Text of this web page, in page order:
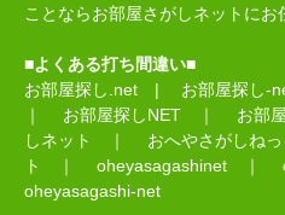
ことならお部屋さがしネットにお
■よくある打ち間違い■
お部屋探し.net | お部屋探し-
｜ お部屋探しNET ｜ お部
しネット
｜ おへやさがしねっ
ト
｜ oheyasagashinet ｜
oheyasagashi-net